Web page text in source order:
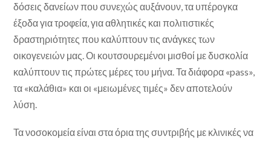
δόσεις δανείων που συνεχώς αυξάνουν, τα υπέρογκα
έξοδα για τροφεία, για αθλητικές και πολιτιστικές
δραστηριότητες που καλύπτουν τις ανάγκες των
οικογενειών μας. Οι κουτσουρεμένοι μισθοί με δυσκολία
καλύπτουν τις πρώτες μέρες του μήνα. Τα διάφορα «pass»,
τα «καλάθια» και οι «μειωμένες τιμές» δεν αποτελούν
λύση.
Τα νοσοκομεία είναι στα όρια της συντριβής με κλινικές να